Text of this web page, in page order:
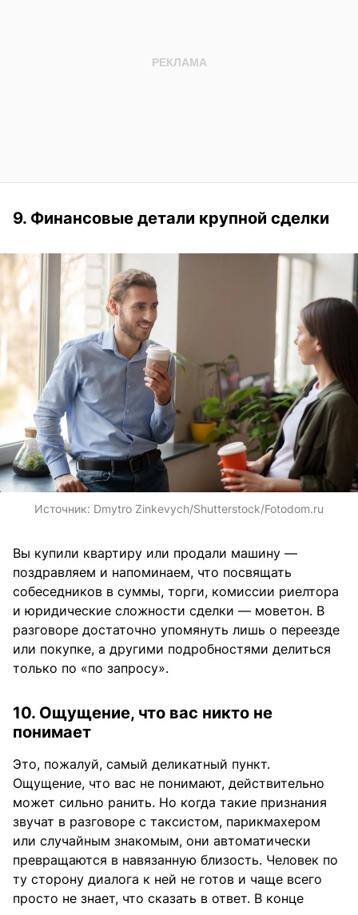
9. Финансовые детали крупной сделки
Источник: Dmytro Zinkevych/Shutterstock/Fotodom.ru
Вы купили квартиру или продали машину —
поздравляем и напоминаем, что посвящать
собеседников в суммы, торги, комиссии риелтора
и юридические сложности сделки — моветон. В
разговоре достаточно упомянуть лишь о переезде
или покупке, а другими подробностями делиться
только по «по запросу».
10. Ощущение, что вас никто не
понимает
Это, пожалуй, самый деликатный пункт.
Ощущение, что вас не понимают, действительно
может сильно ранить. Но когда такие признания
звучат в разговоре с таксистом, парикмахером
или случайным знакомым, они автоматически
превращаются в навязанную близость. Человек по
ту сторону диалога к ней не готов и чаще всего
просто не знает, что сказать в ответ. В конце